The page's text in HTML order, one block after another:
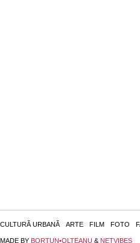
CULTURĂ URBANĂ ARTE FILM FOTO
MADE BY BORŢUN•OLTEANU & NETVIBES